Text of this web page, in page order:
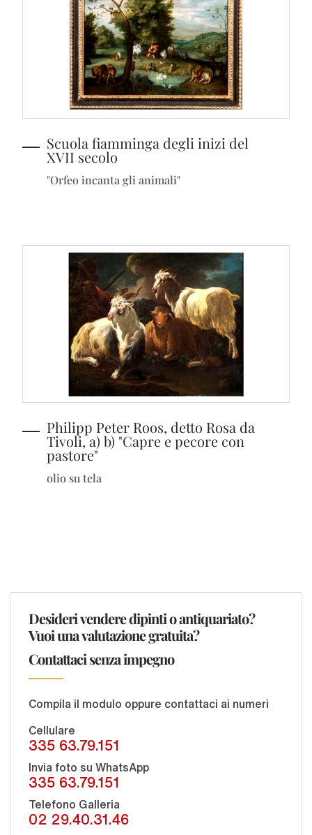
Scuola fiamminga degli inizi del
XVII secolo
"Orfeo incanta gli animali"
Philipp Peter Roos, detto Rosa da
Tivoli, a) b) "Capre e pecore con
pastore"
olio su tela
Desideri vendere dipinti o antiquariato?
Vuoi una valutazione gratuita?
Contattaci senza impegno
Compila il modulo oppure contattaci ai numeri
Cellulare
335 63.79.151
Invia foto su WhatsApp
335 63.79.151
Telefono Galleria
02 29.40.31.46